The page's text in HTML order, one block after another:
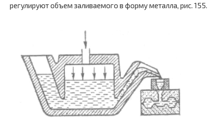
регулируют объем заливаемого в форму металла, рис. 155.